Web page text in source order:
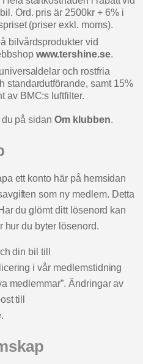
Ord. pris är 2500kr + 6% i
(priser exkl. moms).
bilvårdsprodukter vid
www.tershine.se.
och rostfria
standardutförande, samt 15%
av BMC:s luftfilter.
på sidan Om klubben.
ett konto här på hemsidan
som ny medlem. Detta
du glömt ditt lösenord kan
hur du byter lösenord.
din bil till
i vår medlemstidning
medlemmar”. Ändringar av
till
.